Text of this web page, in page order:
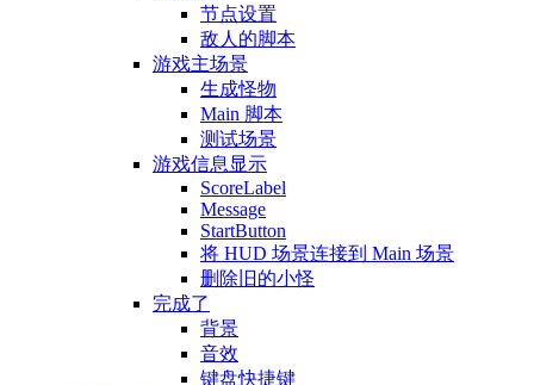
节点设置
敌人的脚本
游戏主场景
生成怪物
Main 脚本
测试场景
游戏信息显示
ScoreLabel
Message
StartButton
将 HUD 场景连接到 Main 场景
删除旧的小怪
完成了
背景
音效
键盘快捷键